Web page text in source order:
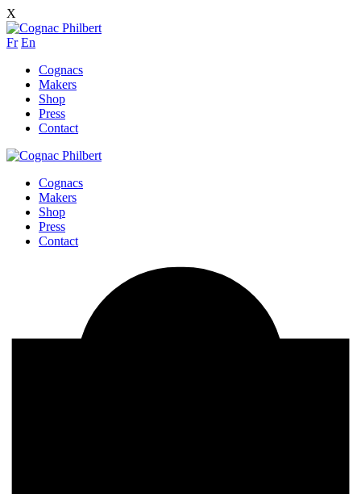
X
Fr En
Cognacs
Makers
Shop
Press
Contact
Cognacs
Makers
Shop
Press
Contact